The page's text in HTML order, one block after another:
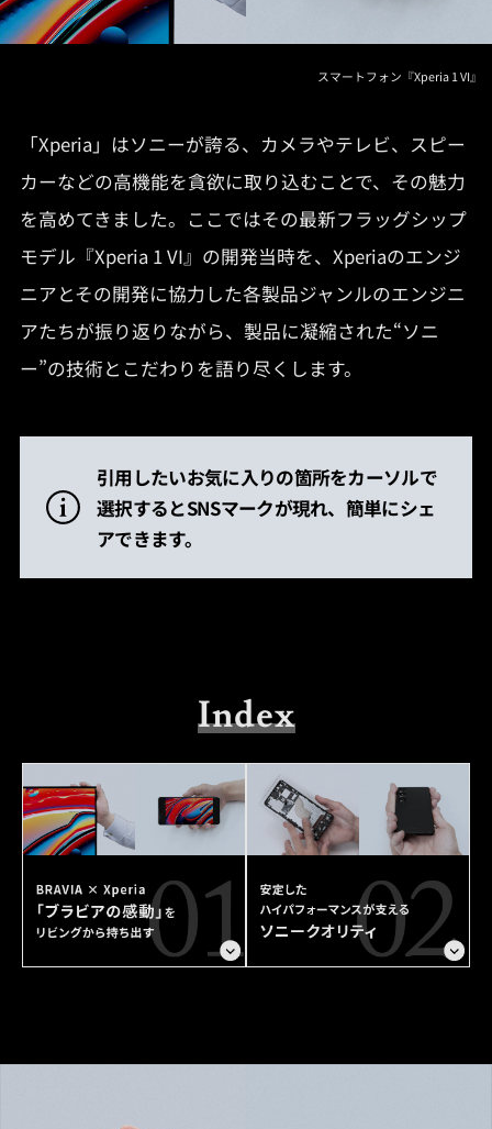
スマートフォン『Xperia 1 VI』
「Xperia」はソニーが誇る、カメラやテレビ、スピー
カーなどの高機能を貪欲に取り込むことで、その魅力
を高めてきました。ここではその最新フラッグシップ
モデル『Xperia 1 VI』の開発当時を、Xperiaのエンジ
ニアとその開発に協力した各製品ジャンルのエンジニ
アたちが振り返りながら、製品に凝縮された“ソニ
ー”の技術とこだわりを語り尽くします。
引用したいお気に入りの箇所をカーソルで
選択するとSNSマークが現れ、簡単にシェ
アできます。
Index